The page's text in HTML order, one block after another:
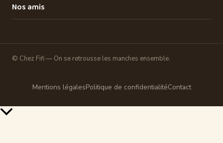
Nos amis
© Chez Fifi — On se retrousse les manches ensemble.
Mentions légalesPolitique de confidentialitéContact